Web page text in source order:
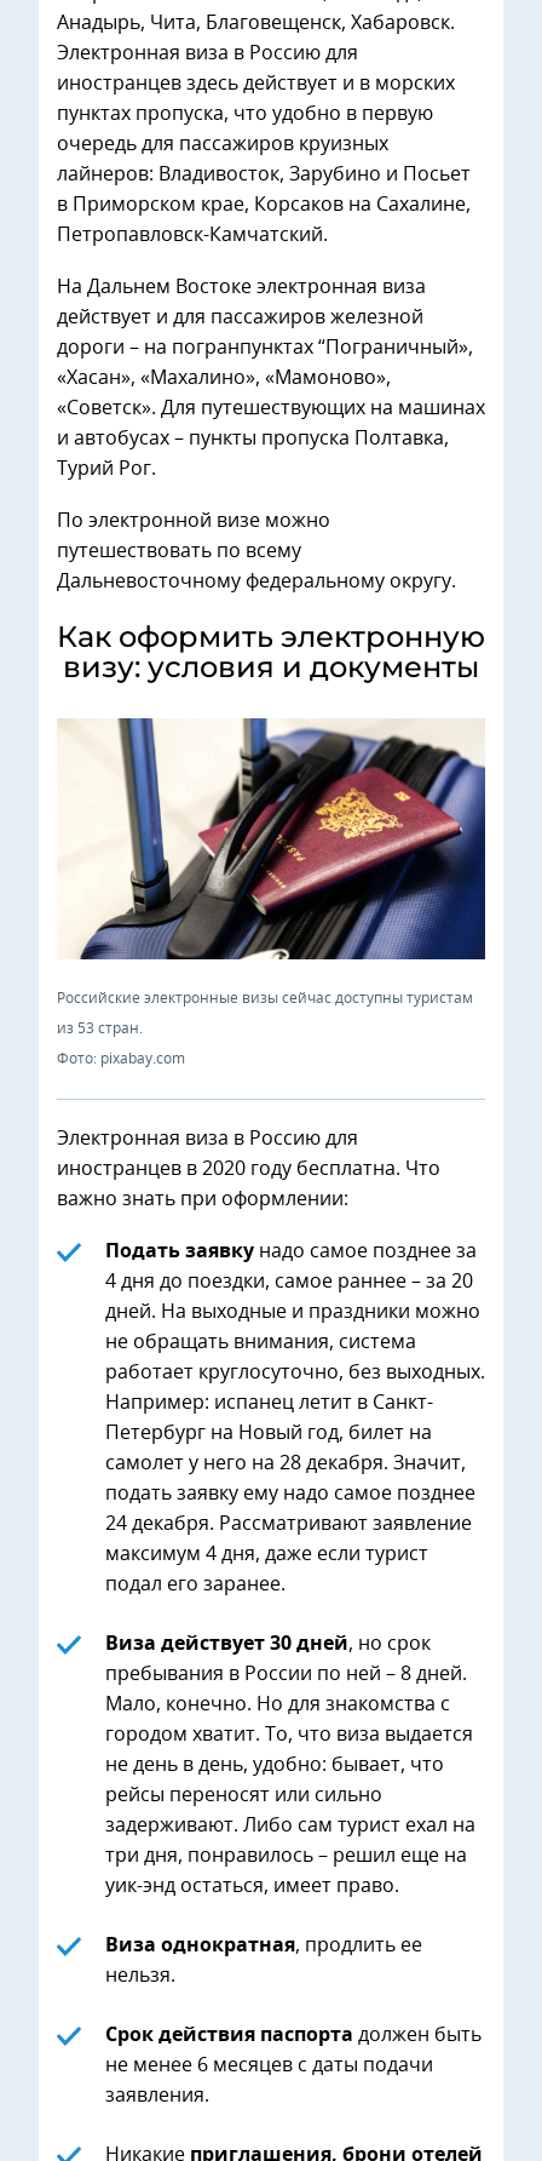
Анадырь, Чита, Благовещенск, Хабаровск.
Электронная виза в Россию для
иностранцев здесь действует и в морских
пунктах пропуска, что удобно в первую
очередь для пассажиров круизных
лайнеров: Владивосток, Зарубино и Посьет
в Приморском крае, Корсаков на Сахалине,
Петропавловск-Камчатский.
На Дальнем Востоке электронная виза
действует и для пассажиров железной
дороги – на погранпунктах “Пограничный»,
«Хасан», «Махалино», «Мамоново»,
«Советск». Для путешествующих на машинах
и автобусах – пункты пропуска Полтавка,
Турий Рог.
По электронной визе можно
путешествовать по всему
Дальневосточному федеральному округу.
Как оформить электронную
визу: условия и документы
Российские электронные визы сейчас доступны туристам
из 53 стран.
Фото: pixabay.com
Электронная виза в Россию для
иностранцев в 2020 году бесплатна. Что
важно знать при оформлении:
Подать заявку надо самое позднее за
4 дня до поездки, самое раннее – за 20
дней. На выходные и праздники можно
не обращать внимания, система
работает круглосуточно, без выходных.
Например: испанец летит в Санкт-
Петербург на Новый год, билет на
самолет у него на 28 декабря. Значит,
подать заявку ему надо самое позднее
24 декабря. Рассматривают заявление
максимум 4 дня, даже если турист
подал его заранее.
Виза действует 30 дней, но срок
пребывания в России по ней – 8 дней.
Мало, конечно. Но для знакомства с
городом хватит. То, что виза выдается
не день в день, удобно: бывает, что
рейсы переносят или сильно
задерживают. Либо сам турист ехал на
три дня, понравилось – решил еще на
уик-энд остаться, имеет право.
Виза однократная, продлить ее
нельзя.
Срок действия паспорта должен быть
не менее 6 месяцев с даты подачи
заявления.
Никакие приглашения, брони отелей